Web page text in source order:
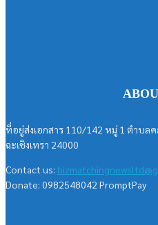
ที่อยู่ส่งเอกสาร 110/142 หมู่ 1 ตำบลค
ฉะเชิงเทรา 24000
Contact us:
Donate: 0982548042 PromptPay